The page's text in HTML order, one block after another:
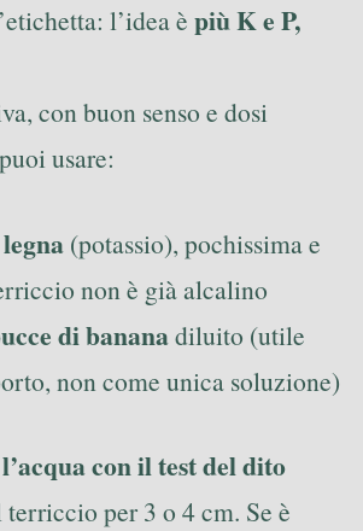
l’idea è più K e P,
con buon senso e dosi
usare:
(potassio), pochissima e
non è già alcalino
di bananadiluito (utile
non come unica soluzione)
con il test del dito
per 3 o 4 cm. Se è